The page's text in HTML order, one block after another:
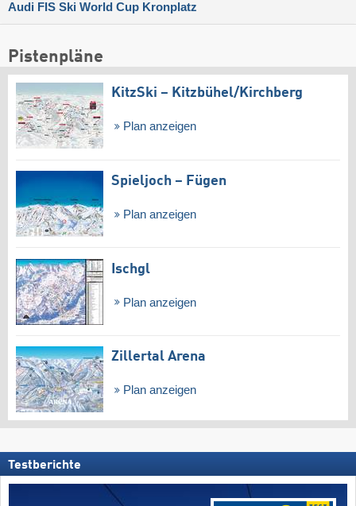
Audi FIS Ski World Cup Kronplatz
Pistenpläne
KitzSki – Kitzbühel/​Kirchberg
Plan anzeigen
Spieljoch – Fügen
Plan anzeigen
Ischgl
Plan anzeigen
Zillertal Arena
Plan anzeigen
Testberichte